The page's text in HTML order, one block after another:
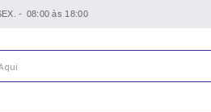
- 08:00 às 18:00